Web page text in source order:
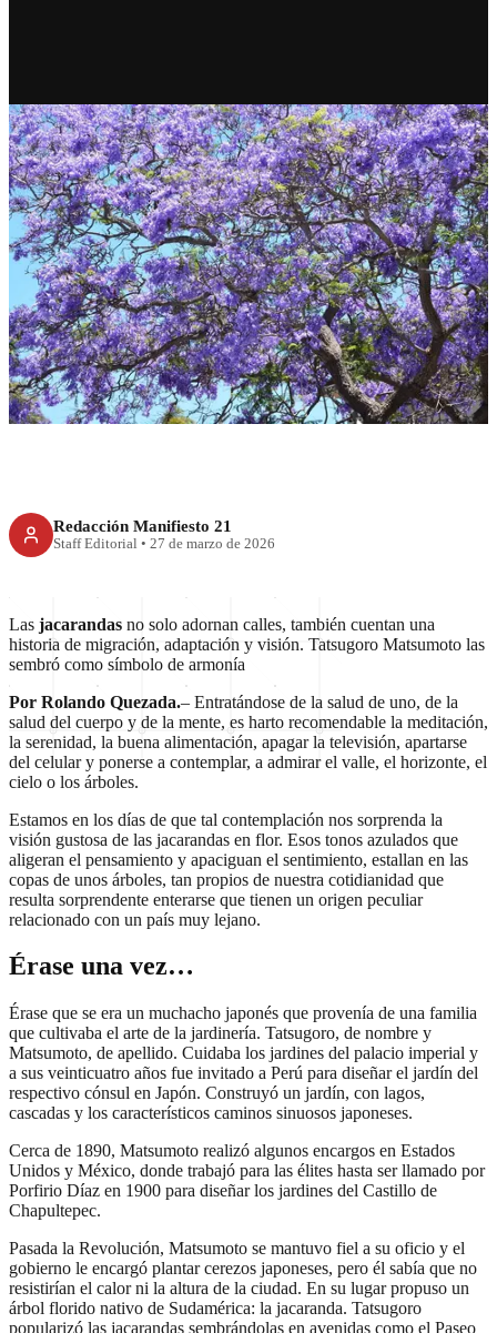
CULTURA
Jacarandas: una historia
florecida
Redacción Manifiesto 21
Staff Editorial • 27 de marzo de 2026
Las jacarandas no solo adornan calles, también cuentan una
historia de migración, adaptación y visión. Tatsugoro Matsumoto las
sembró como símbolo de armonía
Por Rolando Quezada.– Entratándose de la salud de uno, de la
salud del cuerpo y de la mente, es harto recomendable la meditación,
la serenidad, la buena alimentación, apagar la televisión, apartarse
del celular y ponerse a contemplar, a admirar el valle, el horizonte, el
cielo o los árboles.
Estamos en los días de que tal contemplación nos sorprenda la
visión gustosa de las jacarandas en flor. Esos tonos azulados que
aligeran el pensamiento y apaciguan el sentimiento, estallan en las
copas de unos árboles, tan propios de nuestra cotidianidad que
resulta sorprendente enterarse que tienen un origen peculiar
relacionado con un país muy lejano.
Érase una vez…
Érase que se era un muchacho japonés que provenía de una familia
que cultivaba el arte de la jardinería. Tatsugoro, de nombre y
Matsumoto, de apellido. Cuidaba los jardines del palacio imperial y
a sus veinticuatro años fue invitado a Perú para diseñar el jardín del
respectivo cónsul en Japón. Construyó un jardín, con lagos,
cascadas y los característicos caminos sinuosos japoneses.
Cerca de 1890, Matsumoto realizó algunos encargos en Estados
Unidos y México, donde trabajó para las élites hasta ser llamado por
Porfirio Díaz en 1900 para diseñar los jardines del Castillo de
Chapultepec.
Pasada la Revolución, Matsumoto se mantuvo fiel a su oficio y el
gobierno le encargó plantar cerezos japoneses, pero él sabía que no
resistirían el calor ni la altura de la ciudad. En su lugar propuso un
árbol florido nativo de Sudamérica: la jacaranda. Tatsugoro
popularizó las jacarandas sembrándolas en avenidas como el Paseo